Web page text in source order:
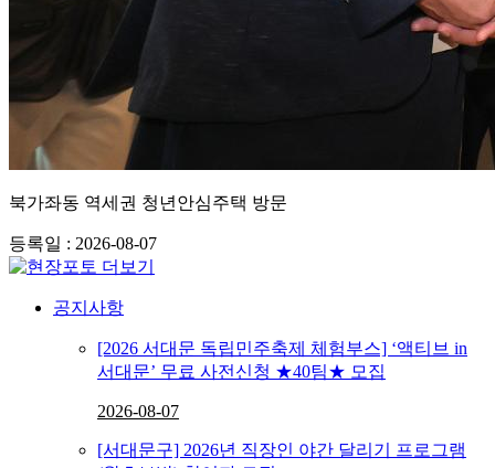
북가좌동 역세권 청년안심주택 방문
등록일 : 2026-08-07
공지사항
[2026 서대문 독립민주축제 체험부스] ‘액티브 in
서대문’ 무료 사전신청 ★40팀★ 모집
2026-08-07
[서대문구] 2026년 직장인 야간 달리기 프로그램